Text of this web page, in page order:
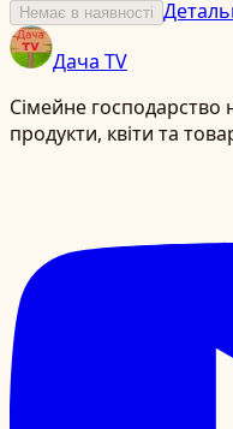
Немає в наявності
Дача TV
Сімейне господарство
продукти, квіти та